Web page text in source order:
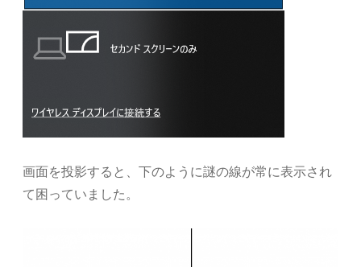
画面を投影すると、下のように謎の線が常に表示され
て困っていました。